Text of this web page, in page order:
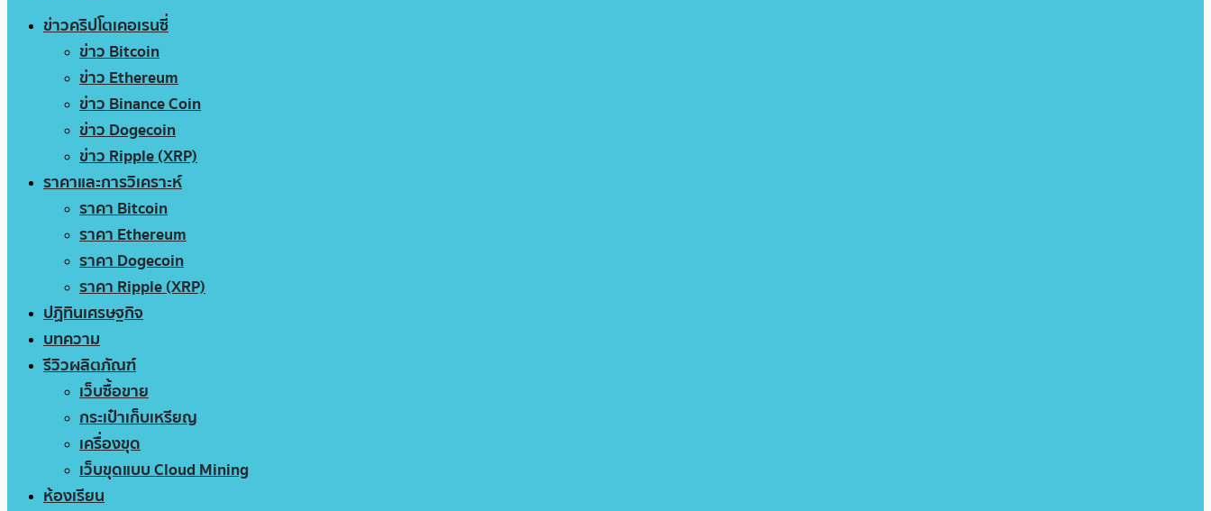
ข่าวคริปโตเคอเรนซี่
ข่าว Bitcoin
ข่าว Ethereum
ข่าว Binance Coin
ข่าว Dogecoin
ข่าว Ripple (XRP)
ราคาและการวิเคราะห์
ราคา Bitcoin
ราคา Ethereum
ราคา Dogecoin
ราคา Ripple (XRP)
ปฏิทินเศรษฐกิจ
บทความ
รีวิวผลิตภัณฑ์
เว็บซื้อขาย
กระเป๋าเก็บเหรียญ
เครื่องขุด
เว็บขุดแบบ Cloud Mining
ห้องเรียน